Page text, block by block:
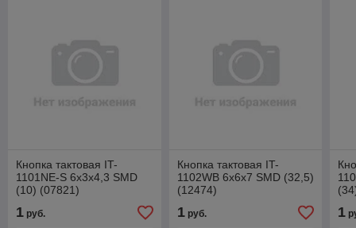
Кнопка тактовая IT-
1101NE-S 6x3x4,3 SMD
(10) (07821)
1 руб.
Кнопка тактовая IT-
1102WB 6x6x7 SMD (32,5)
(12474)
1руб. 1